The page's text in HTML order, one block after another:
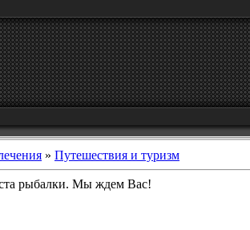
» Путешествия и туризм
рыбалки. Мы ждем Вас!